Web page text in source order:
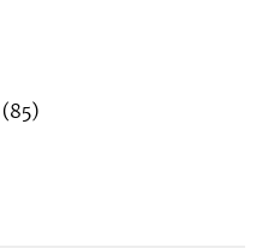
(85)